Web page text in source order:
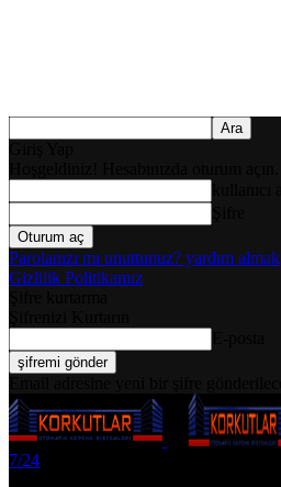
Parolanızı mı unuttunuz? yardım almak
Gizlilik Politikamız
7/24